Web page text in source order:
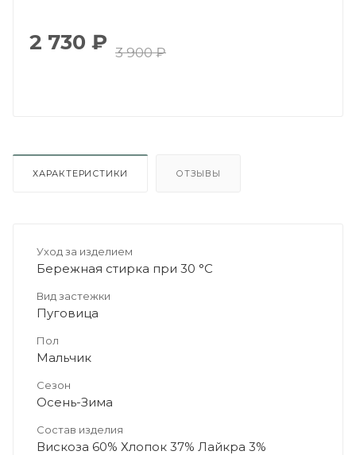
2 730 ₽ 3 900₽
ХАРАКТЕРИСТИКИ ОТЗЫВЫ
Уход за изделием
Бережная стирка при 30 °C
Вид застежки
Пуговица
Пол
Мальчик
Сезон
Осень-Зима
Состав изделия
Вискоза 60% Хлопок 37% Лайкра 3%